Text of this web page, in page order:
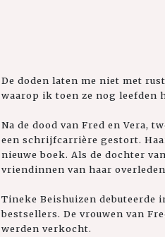
De doden laten me niet met
waarop ik toen ze nog leefden
Na de dood van Fred en Vera,
een schrijfcarrière gestort.
nieuwe boek. Als de dochter
vriendinnen van haar
Tineke Beishuizen debuteerde
bestsellers. De vrouwen van
werden verkocht.